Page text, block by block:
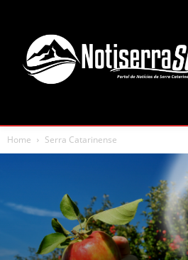
Home Serra Catarinense